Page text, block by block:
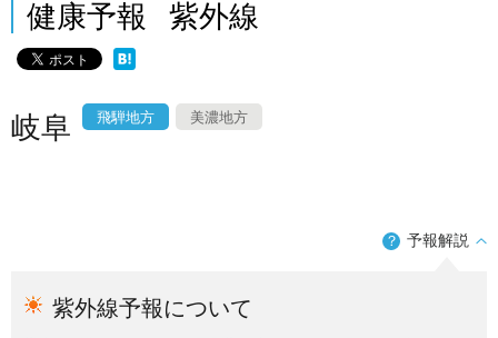
健康予報 紫外線
岐阜 飛騨地方 美濃地方
？ 予報解説
紫外線予報について